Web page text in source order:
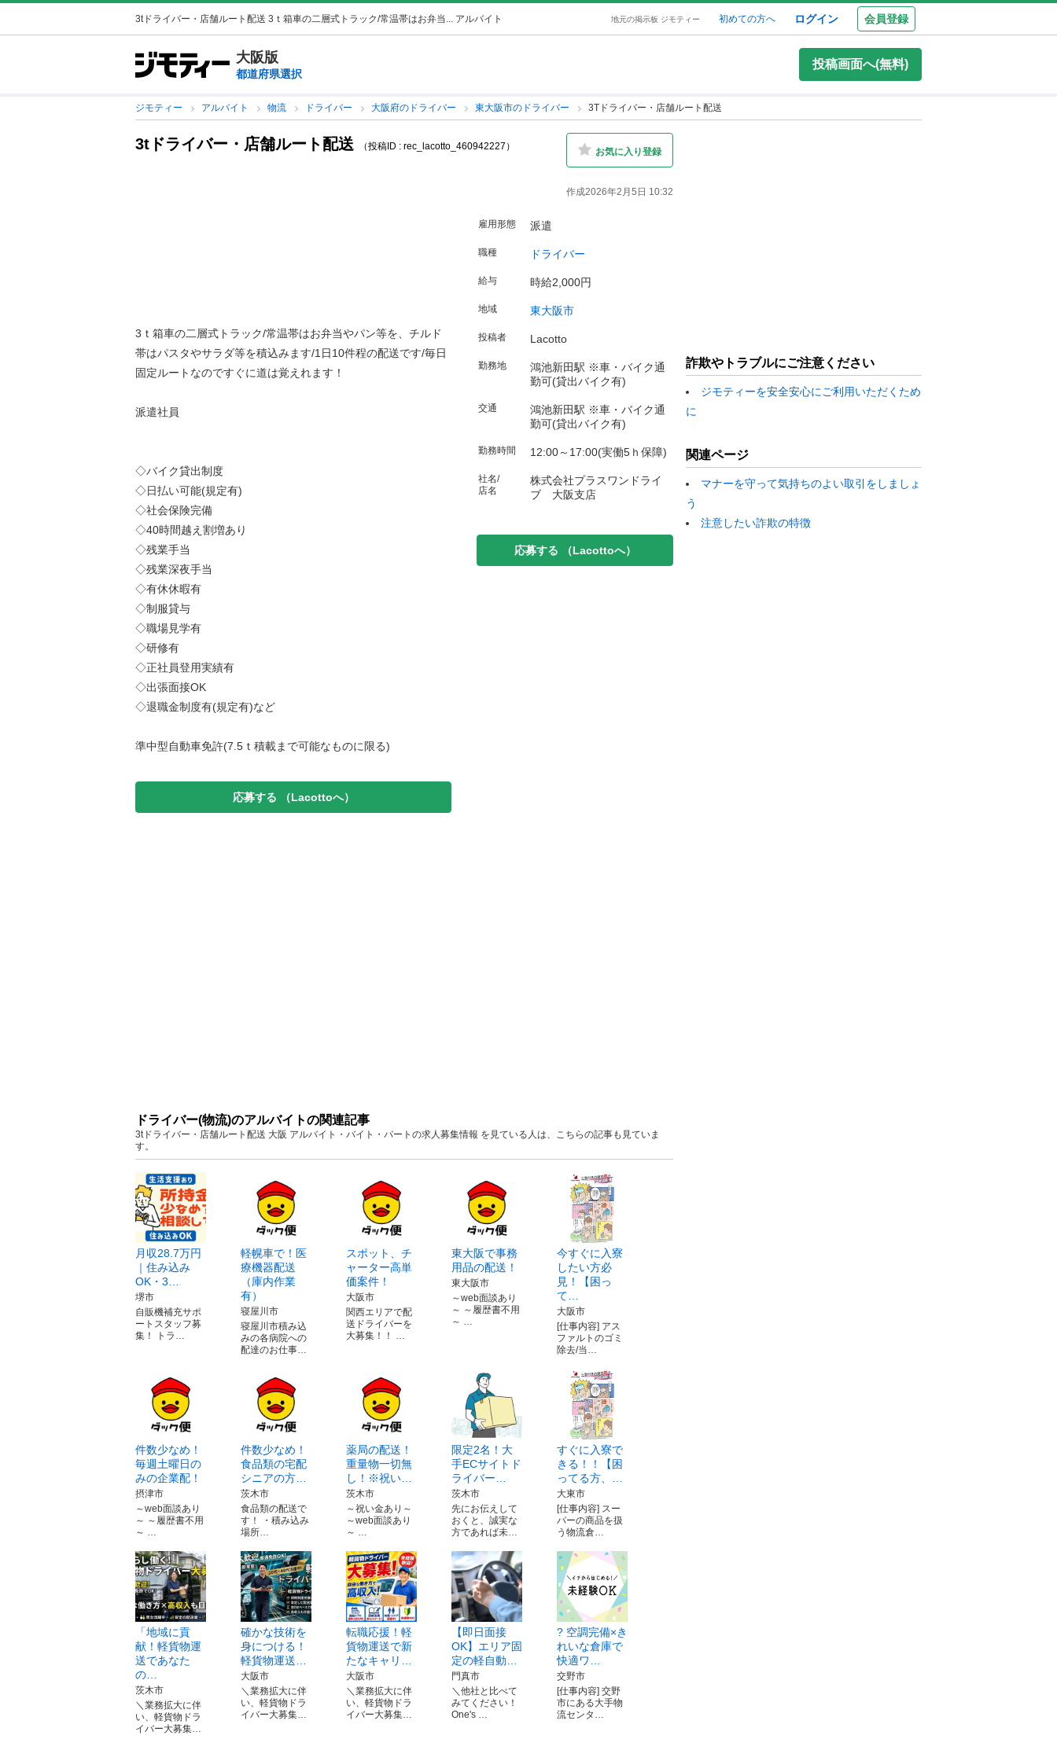
3tドライバー・店舗ルート配送 3ｔ箱車の二層式トラック/常温帯はお弁当... アルバイト 地元の掲示板 ジモティー 初めての方へ ログイン 会員登録
大阪版
都道府県選択
投稿画面へ(無料)
ジモティー アルバイト 物流 ドライバー 大阪府のドライバー 東大阪市のドライバー 3Tドライバー・店舗ルート配送
3tドライバー・店舗ルート配送 （投稿ID : rec_lacotto_460942227） お気に入り登録
作成2026年2月5日 10:32
3ｔ箱車の二層式トラック/常温帯はお弁当やパン等を、チルド
帯はパスタやサラダ等を積込みます/1日10件程の配送です/毎日
固定ルートなのですぐに道は覚えれます！
派遣社員
◇バイク貸出制度
◇日払い可能(規定有)
◇社会保険完備
◇40時間越え割増あり
◇残業手当
◇残業深夜手当
◇有休休暇有
◇制服貸与
◇職場見学有
◇研修有
◇正社員登用実績有
◇出張面接OK
◇退職金制度有(規定有)など
準中型自動車免許(7.5ｔ積載まで可能なものに限る)
応募する （Lacottoへ）
雇用形態 派遣
職種 ドライバー
給与 時給2,000円
地域 東大阪市
投稿者 Lacotto
勤務地
鴻池新田駅 ※車・バイク通
勤可(貸出バイク有)
交通
鴻池新田駅 ※車・バイク通
勤可(貸出バイク有)
勤務時間 12:00～17:00(実働5ｈ保障)
社名/
店名
株式会社プラスワンドライ
ブ 大阪支店
応募する （Lacottoへ）
ドライバー(物流)のアルバイトの関連記事
3tドライバー・店舗ルート配送 大阪 アルバイト・バイト・パートの求人募集情報 を見ている人は、こちらの記事も見ていま
す。
月収28.7万円
｜住み込み
OK・3…
堺市
自販機補充サポ
ートスタッフ募
集！ トラ…
軽幌車で！医
療機器配送
（庫内作業
有）
寝屋川市
寝屋川市積み込
みの各病院への
配達のお仕事…
スポット、チ
ャーター高単
価案件！
大阪市
関西エリアで配
送ドライバーを
大募集！！ …
東大阪で事務
用品の配送！
東大阪市
～web面談あり
～ ～履歴書不用
～ …
今すぐに入寮
したい方必
見！【困っ
て…
大阪市
[仕事内容] アス
ファルトのゴミ
除去/当…
件数少なめ！
毎週土曜日の
みの企業配！
摂津市
～web面談あり
～ ～履歴書不用
～ …
件数少なめ！
食品類の宅配
シニアの方…
茨木市
食品類の配送で
す！ ・積み込み
場所…
薬局の配送！
重量物一切無
し！※祝い…
茨木市
～祝い金あり～
～web面談あり
～ …
限定2名！大
手ECサイトド
ライバー…
茨木市
先にお伝えして
おくと、誠実な
方であれば未…
すぐに入寮で
きる！！【困
ってる方、…
大東市
[仕事内容] スー
パーの商品を扱
う物流倉…
「地域に貢
献！軽貨物運
送であなた
の…
茨木市
＼業務拡大に伴
い、軽貨物ドラ
イバー大募集…
確かな技術を
⾝につける！
軽貨物運送…
大阪市
＼業務拡大に伴
い、軽貨物ドラ
イバー大募集…
転職応援！軽
貨物運送で新
たなキャリ…
大阪市
＼業務拡大に伴
い、軽貨物ドラ
イバー大募集…
【即日面接
OK】エリア固
定の軽自動…
門真市
＼他社と比べて
みてください！
One's …
? 空調完備×き
れいな倉庫で
快適ワ…
交野市
[仕事内容] 交野
市にある大手物
流センタ…
詐欺やトラブルにご注意ください
ジモティーを安全安心にご利用いただくため
に
関連ページ
マナーを守って気持ちのよい取引をしましょ
う
注意したい詐欺の特徴